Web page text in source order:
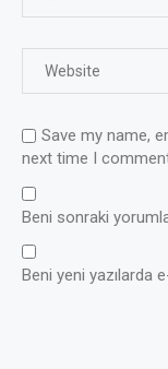
Save my name,
next time I
Beni sonraki
Beni yeni yazılarda